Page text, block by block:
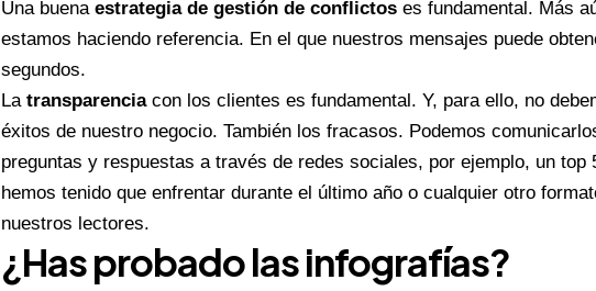
Una buena estrategia de gestión de conflictos es fundamental. Más
estamos haciendo referencia. En el que nuestros mensajes puede
segundos.
La transparenciacon los clientes es fundamental. Y, para ello, no
éxitos de nuestro negocio. También los fracasos. Podemos
preguntas y respuestas a través de redes sociales, por ejemplo, un top
hemos tenido que enfrentar durante el último año o cualquier otro
nuestros lectores.
¿Has probado las infografías?